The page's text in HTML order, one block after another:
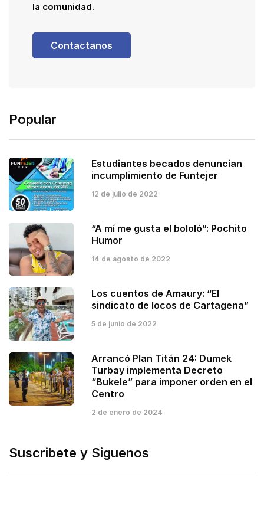
la comunidad.
Contactanos
Popular
Estudiantes becados denuncian
incumplimiento de Funtejer
12 de julio de 2022
“A mí me gusta el bololó”: Pochito
Humor
14 de agosto de 2022
Los cuentos de Amaury: “El
sindicato de locos de Cartagena”
5 de junio de 2022
Arrancó Plan Titán 24: Dumek
Turbay implementa Decreto
“Bukele” para imponer orden en el
Centro
2 de enero de 2024
Suscribete y Siguenos